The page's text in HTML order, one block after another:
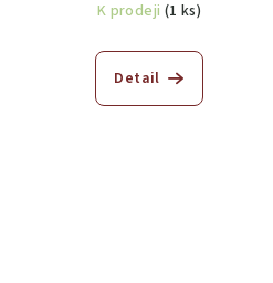
K prodeji (1 ks)
Detail